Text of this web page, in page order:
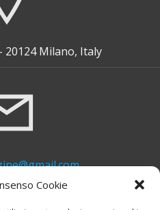
Cookie
20124 Milano, Italy